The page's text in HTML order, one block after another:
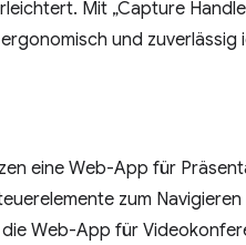
Mit „Capture
und zuverlässig
eine Web-App für
zum Navigieren
Web-App für